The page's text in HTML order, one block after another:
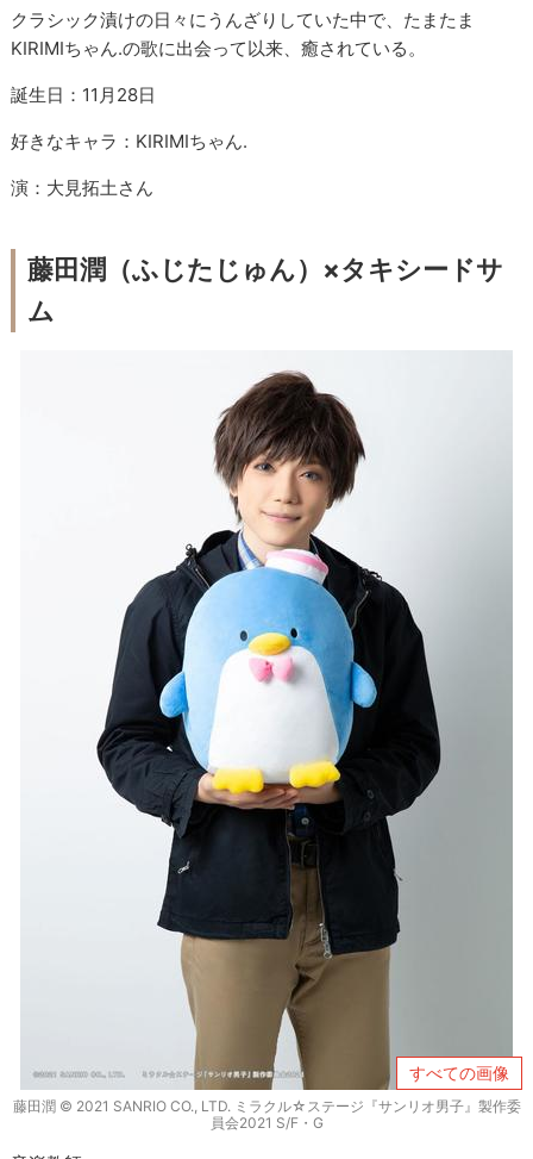
クラシック漬けの日々にうんざりしていた中で、たまたま
KIRIMIちゃん.の歌に出会って以来、癒されている。
誕生日：11月28日
好きなキャラ：KIRIMIちゃん.
演：大見拓土さん
藤田潤（ふじたじゅん）×タキシードサ
ム
すべての画像
藤田潤 © 2021 SANRIO CO., LTD. ミラクル☆ステージ『サンリオ男子』製作委
員会2021 S/F・G